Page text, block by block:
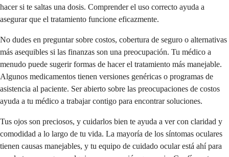
hacer si te saltas una dosis. Comprender el uso correcto ayuda a
asegurar que el tratamiento funcione eficazmente.
No dudes en preguntar sobre costos, cobertura de seguro o alternativas
más asequibles si las finanzas son una preocupación. Tu médico a
menudo puede sugerir formas de hacer el tratamiento más manejable.
Algunos medicamentos tienen versiones genéricas o programas de
asistencia al paciente. Ser abierto sobre las preocupaciones de costos
ayuda a tu médico a trabajar contigo para encontrar soluciones.
Tus ojos son preciosos, y cuidarlos bien te ayuda a ver con claridad y
comodidad a lo largo de tu vida. La mayoría de los síntomas oculares
tienen causas manejables, y tu equipo de cuidado ocular está ahí para